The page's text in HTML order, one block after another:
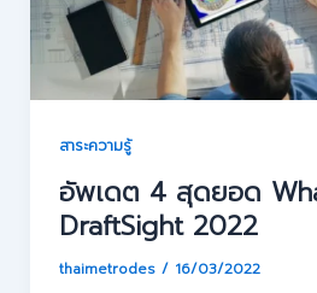
สาระความรู้
อัพเดต 4 สุดยอด
DraftSight 2022
thaimetrodes / 16/03/2022